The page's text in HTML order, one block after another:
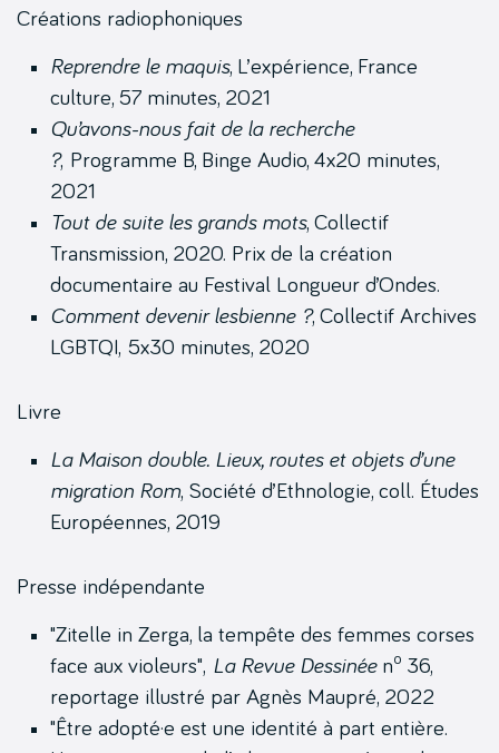
Créations radiophoniques
Reprendre le maquis, L’expérience, France
culture, 57 minutes, 2021
Qu’avons-nous fait de la recherche
?, Programme B, Binge Audio, 4x20 minutes,
2021
Tout de suite les grands mots, Collectif
Transmission, 2020. Prix de la création
documentaire au Festival Longueur d’Ondes.
Comment devenir lesbienne ?, Collectif Archives
LGBTQI, 5x30 minutes, 2020
Livre
La Maison double. Lieux, routes et objets d’une
migration Rom, Société d’Ethnologie, coll. Études
Européennes, 2019
Presse indépendante
"Zitelle in Zerga, la tempête des femmes corses
face aux violeurs", La Revue Dessinéeno 36,
reportage illustré par Agnès Maupré, 2022
"Être adopté·e est une identité à part entière.